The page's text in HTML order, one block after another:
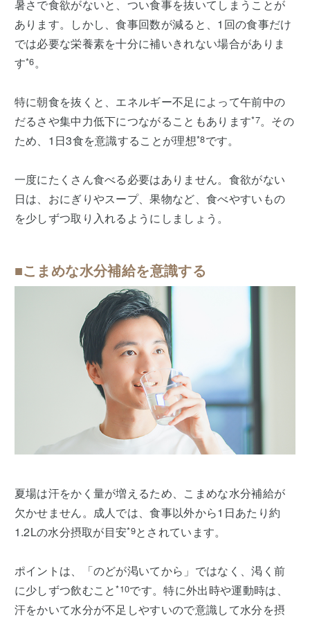
暑さで食欲がないと、つい食事を抜いてしまうことが
あります。しかし、食事回数が減ると、1回の食事だけ
では必要な栄養素を十分に補いきれない場合がありま
す*6。
特に朝食を抜くと、エネルギー不足によって午前中の
だるさや集中力低下につながることもあります*7。その
ため、1日3食を意識することが理想*8です。
一度にたくさん食べる必要はありません。食欲がない
日は、おにぎりやスープ、果物など、食べやすいもの
を少しずつ取り入れるようにしましょう。
■こまめな水分補給を意識する
夏場は汗をかく量が増えるため、こまめな水分補給が
欠かせません。成人では、食事以外から1日あたり約
1.2Lの水分摂取が目安*9とされています。
ポイントは、「のどが渇いてから」ではなく、渇く前
に少しずつ飲むこと*10です。特に外出時や運動時は、
汗をかいて水分が不足しやすいので意識して水分を摂